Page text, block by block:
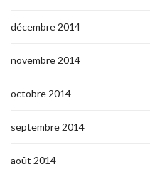
décembre 2014
novembre 2014
octobre 2014
septembre 2014
août 2014